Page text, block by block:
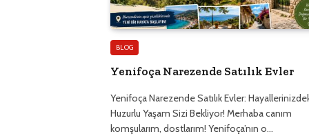
BLOG
Yenifoça Narezende Satılık Evler
Yenifoça Narezende Satılık Evler:
Huzurlu Yaşam Sizi Bekliyor! Merhaba canım
komşularım, dostlarım! Yenifoça’nın o…